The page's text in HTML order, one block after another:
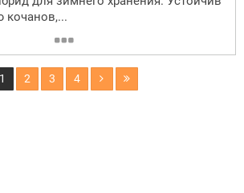
кочанов,...
1 2 3 4